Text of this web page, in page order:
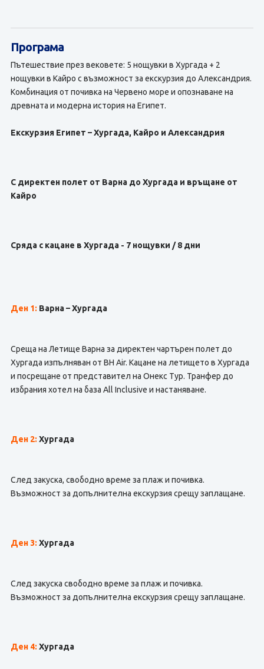
Програма
Пътешествие през вековете: 5 нощувки в Хургада + 2
нощувки в Кайро с възможност за екскурзия до Александрия.
Комбинация от почивка на Червено море и опознаване на
древната и модерна история на Египет.
Екскурзия Египет – Хургада, Кайро и Александрия
С директен полет от Варна до Хургада и връщане от
Кайро
Сряда с кацане в Хургада - 7 нощувки / 8 дни
Ден 1: Варна – Хургада
Среща на Летище Варна за директен чартърен полет до
Хургада изпълняван от BH Air. Кацане на летището в Хургада
и посрещане от представител на Онекс Тур. Транфер до
избрания хотел на база All Inclusive и настаняване.
Ден 2: Хургада
След закуска, свободно време за плаж и почивка.
Възможност за допълнителна екскурзия срещу заплащане.
Ден 3: Хургада
След закуска свободно време за плаж и почивка.
Възможност за допълнителна екскурзия срещу заплащане.
Ден 4: Хургада